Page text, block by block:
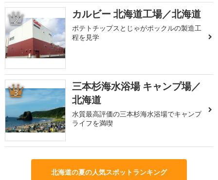
2 カルビー 北海道工場／北海道
ポテトチップスとじゃがポックルの製造工
程を見学
3
三本杉海水浴場 キャンプ場／
北海道
水質最高評価の三本杉海水浴場でキャンプ
ライフを満喫
北海道の夏の人気スポットランキング